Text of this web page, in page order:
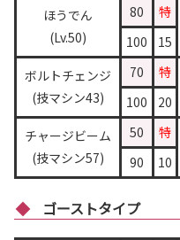
ほうでん
(Lv.50)
80
特
100
15
ボルトチェンジ
(技マシン43)
70 特
100
20
チャージビーム
(技マシン57)
50 特
90 10
ゴーストタイプ